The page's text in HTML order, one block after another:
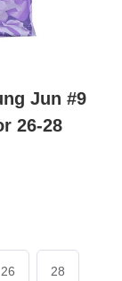
Jun #9
26-28
26 28